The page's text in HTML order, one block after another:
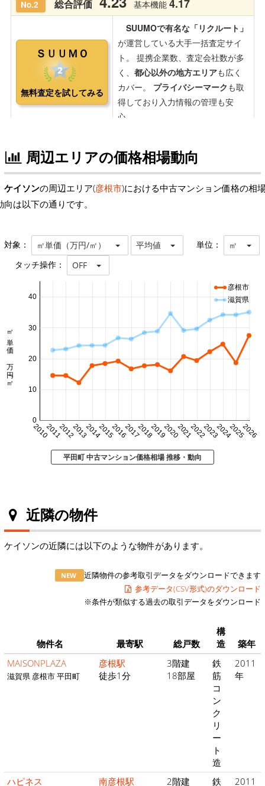
周辺エリアの価格相場動向
ケイソンの周辺エリア(彦根市)における中古マンション価格の相
向は以下の通りです。
対象： ㎡単価（万円/㎡） 平均値 単位： ㎡
タッチ操作： OFF
20102011201220132014201520162017201820192020202120222023202420252026
0
10
20
30
40
㎡単価 万円/㎡
彦根市
滋賀県
平田町 中古マンション価格相場 推移・動向
近隣の物件
ケイソンの近隣には以下のような物件があります。
NEW
近隣物件の参考取引データをダウンロードできます
参考データ(CSV形式)のダウンロード
※条件が類似する過去の取引データをダウンロード
物件名 最寄駅 総戸数
構
造
築年
MAISONPLAZA
滋賀県 彦根市 平田町
彦根駅
徒歩1分
3階建
18部屋
鉄
筋
コ
ン
ク
リ
ー
ト
造
2011
年
ハピネス 南彦根駅 2階建 鉄 2011